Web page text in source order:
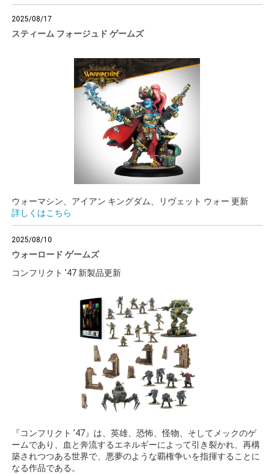
2025/08/17
スティーム フォージュド ゲームズ
ウォーマシン、アイアン キングダム、リヴェット ウォー 更新
詳しくはこちら
2025/08/10
ウォーロード ゲームズ
コンフリクト '47 新製品更新
『コンフリクト ’47』は、英雄、恐怖、怪物、そしてメックのゲ
ームであり、血と奔流するエネルギーによって引き裂かれ、再構
築されつつある世界で、悪夢のような覇権争いを指揮することに
なる作品である。